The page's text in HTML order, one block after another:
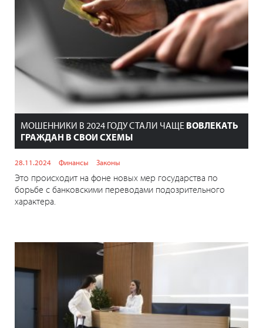
МОШЕННИКИ В 2024 ГОДУ СТАЛИ ЧАЩЕ ВОВЛЕКАТЬ
ГРАЖДАН В СВОИ СХЕМЫ
28.11.2024 Финансы Законы
Это происходит на фоне новых мер государства по
борьбе с банковскими переводами подозрительного
характера.